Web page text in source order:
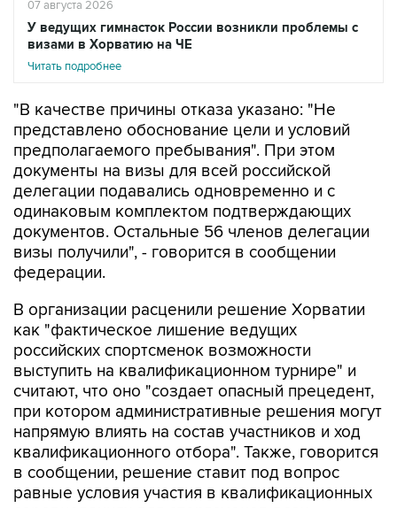
визами в Хорватию на ЧЕ
Читать подробнее
"В качестве причины отказа указано: "Не
предполагаемого пребывания". При этом
документы на визы для всей российской
делегации подавались одновременно и с
одинаковым комплектом подтверждающих
документов. Остальные 56 членов делегации
визы получили", - говорится в сообщении
федерации.
В организации расценили решение Хорватии
российских спортсменок возможности
выступить на квалификационном турнире" и
считают, что оно "создает опасный прецедент,
при котором административные решения могут
напрямую влиять на состав участников и ход
квалификационного отбора". Также, говорится
в сообщении, решение ставит под вопрос
равные условия участия в квалификационных
соревнованиях для спортсменов всех
национальных федераций.